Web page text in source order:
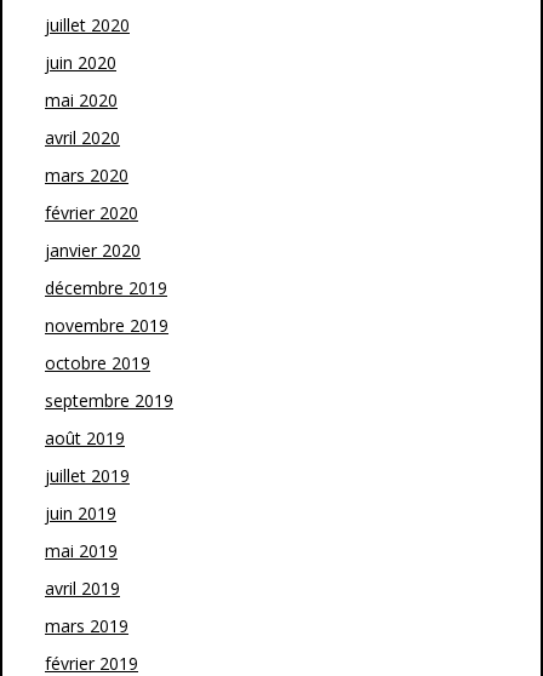
juillet 2020
juin 2020
mai 2020
avril 2020
mars 2020
février 2020
janvier 2020
décembre 2019
novembre 2019
octobre 2019
septembre 2019
août 2019
juillet 2019
juin 2019
mai 2019
avril 2019
mars 2019
février 2019